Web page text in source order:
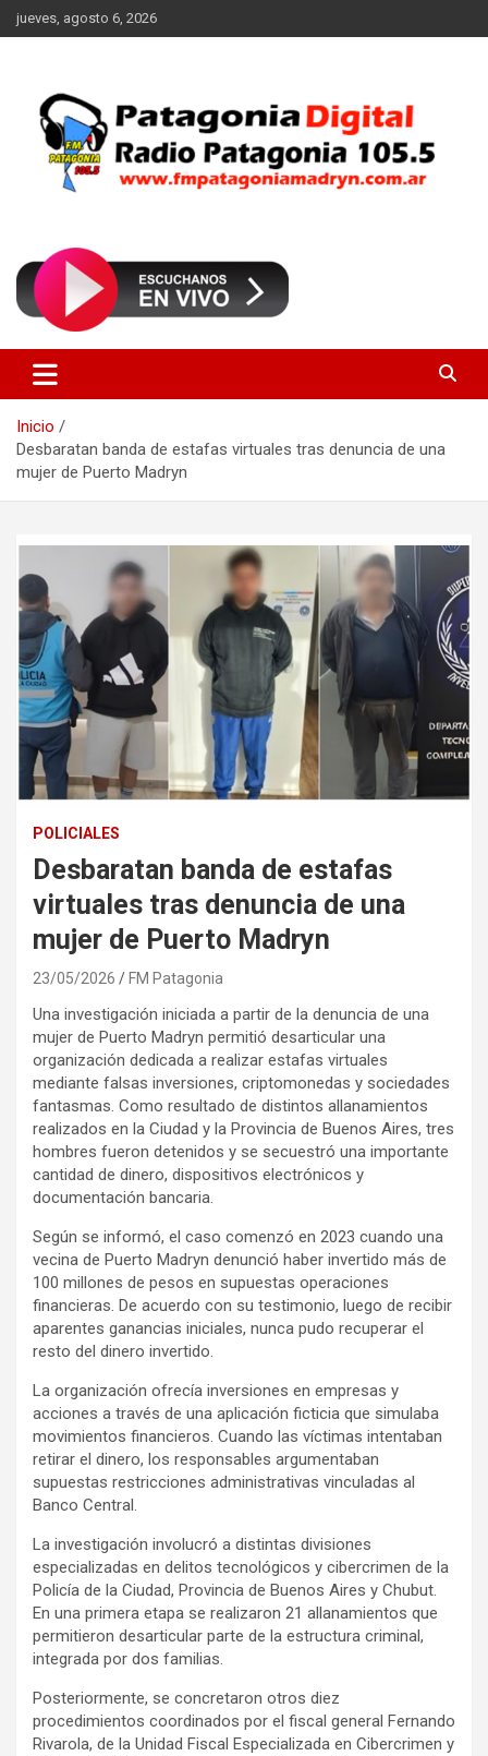
Saltar
al
jueves, agosto 6, 2026
FM Patagonia Madryn
Inicio
Desbaratan banda de estafas virtuales tras denuncia de una
mujer de Puerto Madryn
POLICIALES
Desbaratan banda de estafas
virtuales tras denuncia de una
mujer de Puerto Madryn
23/05/2026 FM Patagonia
Una investigación iniciada a partir de la denuncia de una
mujer de Puerto Madryn permitió desarticular una
organización dedicada a realizar estafas virtuales
mediante falsas inversiones, criptomonedas y sociedades
fantasmas. Como resultado de distintos allanamientos
realizados en la Ciudad y la Provincia de Buenos Aires, tres
hombres fueron detenidos y se secuestró una importante
cantidad de dinero, dispositivos electrónicos y
documentación bancaria.
Según se informó, el caso comenzó en 2023 cuando una
vecina de Puerto Madryn denunció haber invertido más de
100 millones de pesos en supuestas operaciones
financieras. De acuerdo con su testimonio, luego de recibir
aparentes ganancias iniciales, nunca pudo recuperar el
resto del dinero invertido.
La organización ofrecía inversiones en empresas y
acciones a través de una aplicación ficticia que simulaba
movimientos financieros. Cuando las víctimas intentaban
retirar el dinero, los responsables argumentaban
supuestas restricciones administrativas vinculadas al
Banco Central.
La investigación involucró a distintas divisiones
especializadas en delitos tecnológicos y cibercrimen de la
Policía de la Ciudad, Provincia de Buenos Aires y Chubut.
En una primera etapa se realizaron 21 allanamientos que
permitieron desarticular parte de la estructura criminal,
integrada por dos familias.
Posteriormente, se concretaron otros diez
procedimientos coordinados por el fiscal general Fernando
Rivarola, de la Unidad Fiscal Especializada en Cibercrimen y